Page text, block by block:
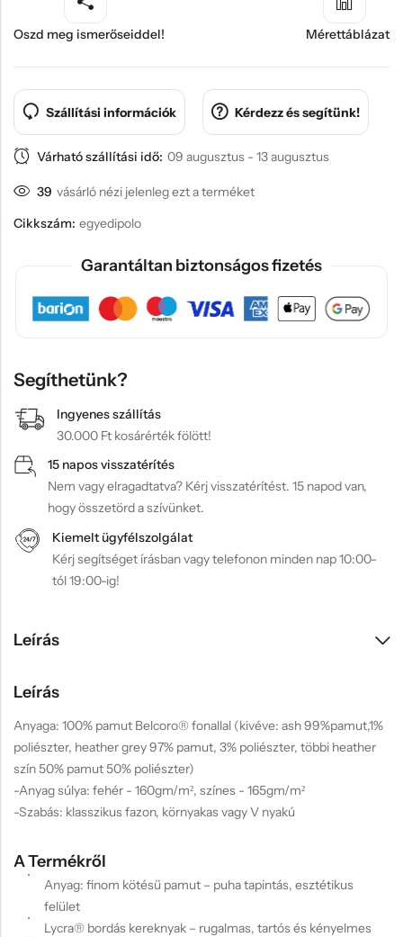
Oszd meg ismerőseiddel! Mérettáblázat
Szállítási információk Kérdezz és segítünk!
Várható szállítási idő: 09 augusztus - 13 augusztus
39 vásárló nézi jelenleg ezt a terméket
Cikkszám: egyedipolo
Garantáltan biztonságos fizetés
Segíthetünk?
Ingyenes szállítás
30.000 Ft kosárérték fölött!
15 napos visszatérítés
Nem vagy elragadtatva? Kérj visszatérítést. 15 napod van,
hogy összetörd a szívünket.
Kiemelt ügyfélszolgálat
Kérj segítséget írásban vagy telefonon minden nap 10:00-
tól 19:00-ig!
Leírás
Leírás
Anyaga: 100% pamut Belcoro® fonallal (kivéve: ash 99%pamut,1%
poliészter, heather grey 97% pamut, 3% poliészter, többi heather
szín 50% pamut 50% poliészter)
-Anyag súlya: fehér - 160gm/m², színes - 165gm/m²
-Szabás: klasszikus fazon, környakas vagy V nyakú
A Termékről
Anyag: finom kötésű pamut – puha tapintás, esztétikus
felület
Lycra® bordás kereknyak – rugalmas, tartós és kényelmes